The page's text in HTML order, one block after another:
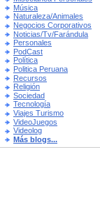
Música
Naturaleza/Animales
Negocios Corporativos
Noticias/Tv/Farándula
Personales
PodCast
Política
Politica Peruana
Recursos
Religión
Sociedad
Tecnología
Viajes Turismo
VideoJuegos
Videolog
Más blogs...